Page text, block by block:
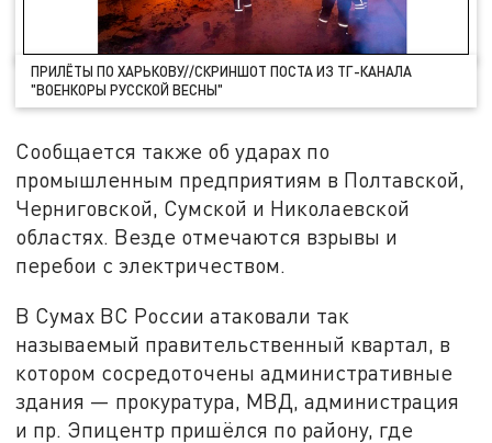
ПРИЛЁТЫ ПО ХАРЬКОВУ//СКРИНШОТ ПОСТА ИЗ ТГ-КАНАЛА
"ВОЕНКОРЫ РУССКОЙ ВЕСНЫ"
Сообщается также об ударах по
промышленным предприятиям в Полтавской,
Черниговской, Сумской и Николаевской
областях. Везде отмечаются взрывы и
перебои с электричеством.
В Сумах ВС России атаковали так
называемый правительственный квартал, в
котором сосредоточены административные
здания — прокуратура, МВД, администрация
и пр. Эпицентр пришёлся по району, где